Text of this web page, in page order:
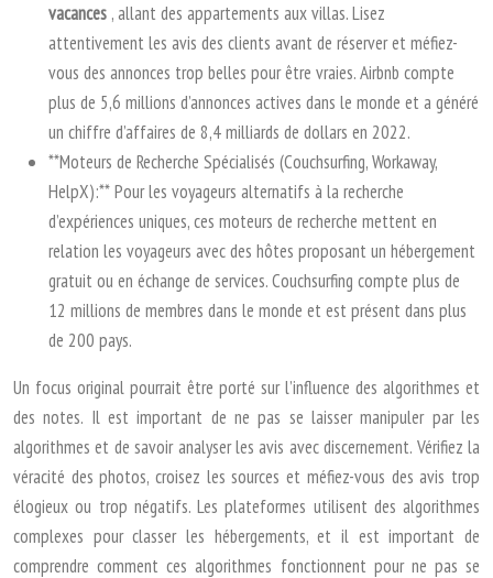
vacances , allant des appartements aux villas. Lisez
attentivement les avis des clients avant de réserver et méfiez-
vous des annonces trop belles pour être vraies. Airbnb compte
plus de 5,6 millions d’annonces actives dans le monde et a généré
un chiffre d’affaires de 8,4 milliards de dollars en 2022.
**Moteurs de Recherche Spécialisés (Couchsurfing, Workaway,
HelpX):** Pour les voyageurs alternatifs à la recherche
d’expériences uniques, ces moteurs de recherche mettent en
relation les voyageurs avec des hôtes proposant un hébergement
gratuit ou en échange de services. Couchsurfing compte plus de
12 millions de membres dans le monde et est présent dans plus
de 200 pays.
Un focus original pourrait être porté sur l’influence des algorithmes et
des notes. Il est important de ne pas se laisser manipuler par les
algorithmes et de savoir analyser les avis avec discernement. Vérifiez la
véracité des photos, croisez les sources et méfiez-vous des avis trop
élogieux ou trop négatifs. Les plateformes utilisent des algorithmes
complexes pour classer les hébergements, et il est important de
comprendre comment ces algorithmes fonctionnent pour ne pas se